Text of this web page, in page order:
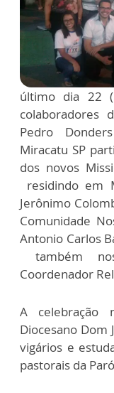
último dia 22
colaboradores
Pedro
Miracatu SP
dos novos
residindo em
Jerônimo
Comunidade
Antonio Carlos
também
Coordenador
A celebração
Diocesano Dom
vigários e
pastorais da